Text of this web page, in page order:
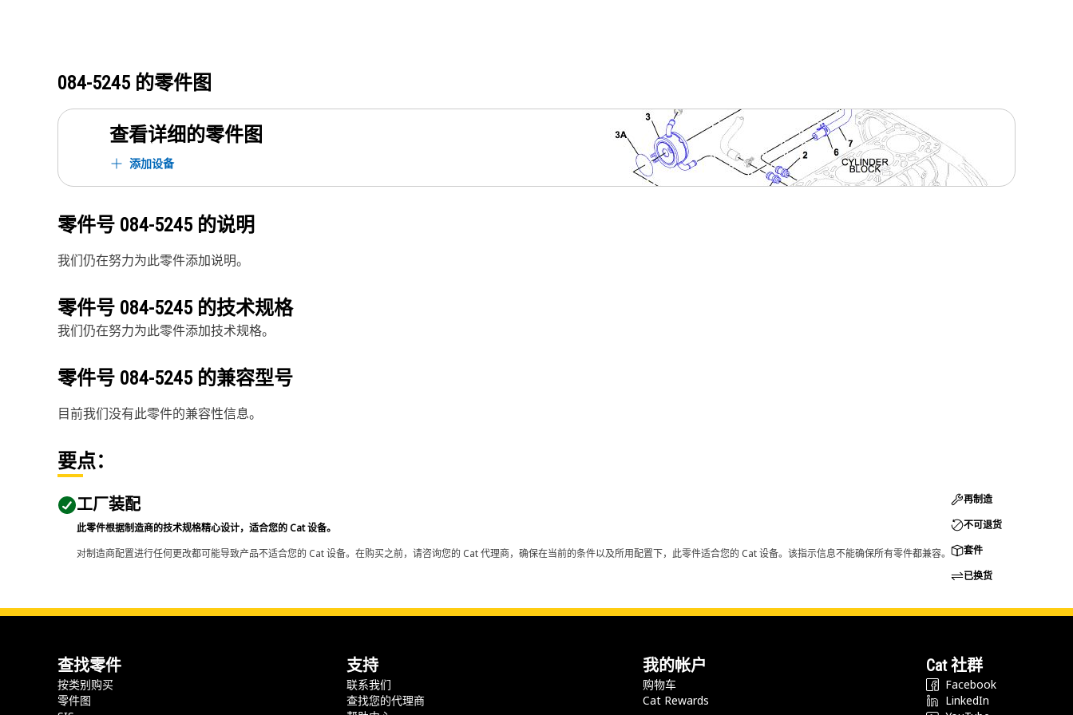
084-5245 的零件图
查看详细的零件图
添加设备
零件号 084-5245 的说明
我们仍在努力为此零件添加说明。
零件号 084-5245 的技术规格
我们仍在努力为此零件添加技术规格。
零件号 084-5245 的兼容型号
目前我们没有此零件的兼容性信息。
要点：
工厂装配
此零件根据制造商的技术规格精心设计，适合您的 Cat 设备。
对制造商配置进行任何更改都可能导致产品不适合您的 Cat 设备。在购买之前，请咨询您的 Cat 代理商，确保在当前的条件以及所用配置下，此零件适合您的 Cat 设备。该指示信息不能确保所有零件都兼容。
再制造
不可退货
套件
已换货
查找零件
按类别购买
零件图
支持
联系我们
查找您的代理商
我的帐户
购物车
Cat Rewards
Cat 社群
Facebook
LinkedIn